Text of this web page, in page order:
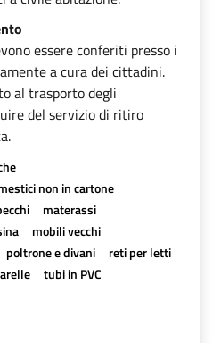
essere conferiti presso i
a cura dei cittadini.
al trasporto degli
del servizio di ritiro
non in cartone
materassi
mobili vecchi
poltrone e divani
reti per letti
tubi in PVC